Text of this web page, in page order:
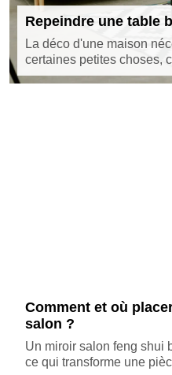
Repeindre une table
La déco d'une maison
certaines petites choses,
Comment et où
salon ?
Un miroir salon feng shui
ce qui transforme une